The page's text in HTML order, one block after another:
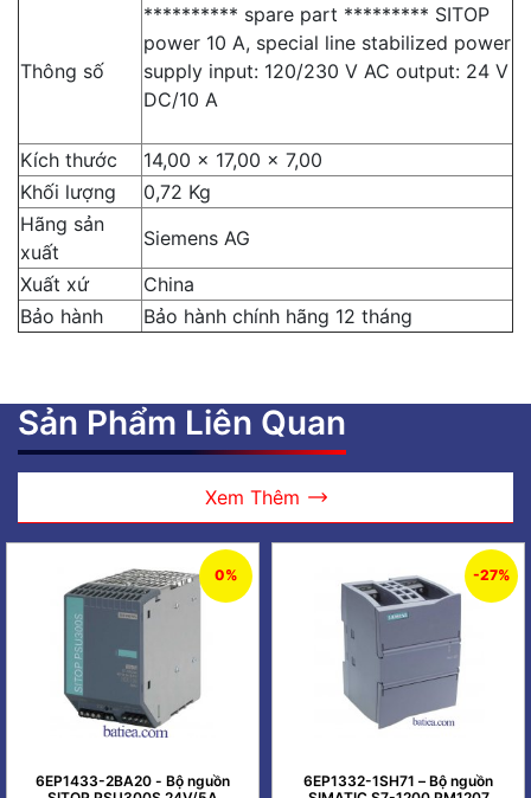
Thông số
********** spare part ********* SITOP
power 10 A, special line stabilized power
supply input: 120/230 V AC output: 24 V
DC/10 A
Kích thước
14,00 x 17,00 x 7,00
Khối lượng
0,72 Kg
Hãng sản
xuất
Siemens AG
Xuất xứ
China
Bảo hành
Bảo hành chính hãng 12 tháng
Sản Phẩm Liên Quan
Xem Thêm
0%
6EP1433-2BA20 - Bộ nguồn
-27%
6EP1332-1SH71 – Bộ nguồn